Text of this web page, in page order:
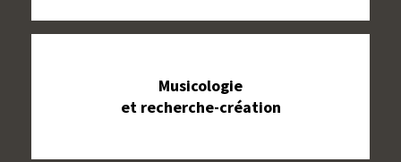
Musicologie
et recherche-création